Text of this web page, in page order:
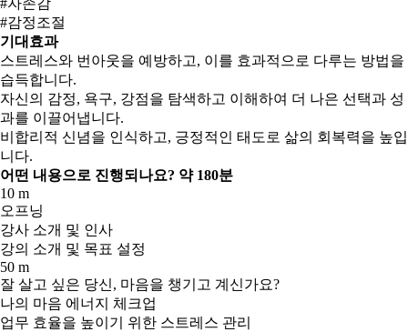
#자존감
#감정조절
기대효과
스트레스와 번아웃을 예방하고, 이를 효과적으로 다루는 방법을
습득합니다.
자신의 감정, 욕구, 강점을 탐색하고 이해하여 더 나은 선택과 성
과를 이끌어냅니다.
비합리적 신념을 인식하고, 긍정적인 태도로 삶의 회복력을 높입
니다.
어떤 내용으로 진행되나요? 약 180분
10 m
오프닝
강사 소개 및 인사
강의 소개 및 목표 설정
50 m
잘 살고 싶은 당신, 마음을 챙기고 계신가요?
나의 마음 에너지 체크업
업무 효율을 높이기 위한 스트레스 관리